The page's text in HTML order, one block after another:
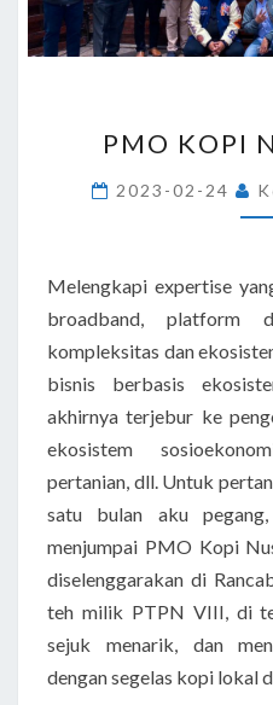
PMO KOPI
2023-02-24
Melengkapi expertise
broadband, platform
kompleksitas dan
bisnis berbasis
akhirnya terjebur ke
ekosistem
pertanian, dll. Untuk
satu bulan aku
menjumpai PMO Kopi
diselenggarakan di
teh milik PTPN VIII, di
sejuk menarik, dan
dengan segelas kopi lokal